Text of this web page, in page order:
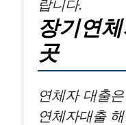
랍니다.
장기연
곳
연체자 대출
연체자대출